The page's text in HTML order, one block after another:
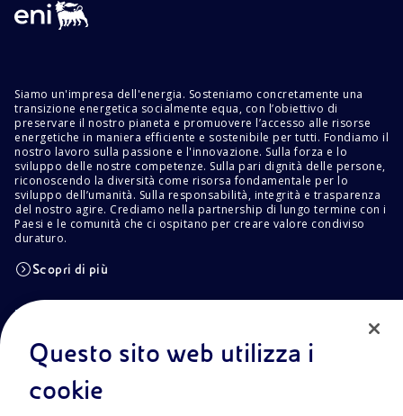
Siamo un'impresa dell'energia. Sosteniamo concretamente una
transizione energetica socialmente equa, con l’obiettivo di
preservare il nostro pianeta e promuovere l’accesso alle risorse
energetiche in maniera efficiente e sostenibile per tutti. Fondiamo il
nostro lavoro sulla passione e l'innovazione. Sulla forza e lo
sviluppo delle nostre competenze. Sulla pari dignità delle persone,
riconoscendo la diversità come risorsa fondamentale per lo
sviluppo dell’umanità. Sulla responsabilità, integrità e trasparenza
del nostro agire. Crediamo nella partnership di lungo termine con i
Paesi e le comunità che ci ospitano per creare valore condiviso
duraturo.
Scopri di più
POLICIES
Info Area Riservata Privacy Policy
Questo sito web utilizza i
cookie